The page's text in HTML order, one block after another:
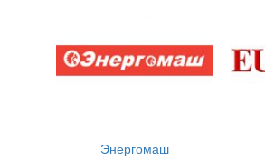
Энергомаш